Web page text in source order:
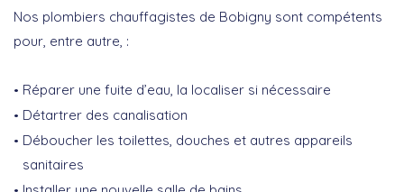
Nos plombiers chauffagistes de Bobigny sont compétents
pour, entre autre, :
Réparer une fuite d’eau, la localiser si nécessaire
Détartrer des canalisation
Déboucher les toilettes, douches et autres appareils
sanitaires